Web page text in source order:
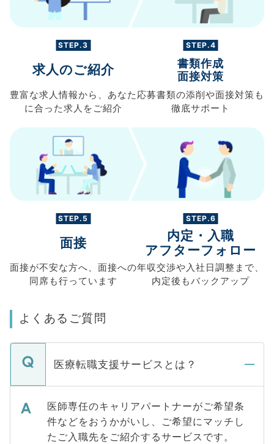
STEP.3
求人のご紹介
豊富な求人情報から、 あなた
に合った求人を ご紹介
STEP.4
書類作成
面接対策
応募書類の添削や面接対策も
徹底サポート
STEP.5
面接
面接が不安な方へ、 面接への
同席も行っています
STEP.6
内定・入職
アフターフォロー
年収交渉や入社日調整まで、
内定後もバックアップ
よくあるご質問
医療転職支援サービスとは？
医師専任のキャリアパートナーがご希望条
件などをおうかがいし、ご希望にマッチし
たご入職先をご紹介するサービスです。